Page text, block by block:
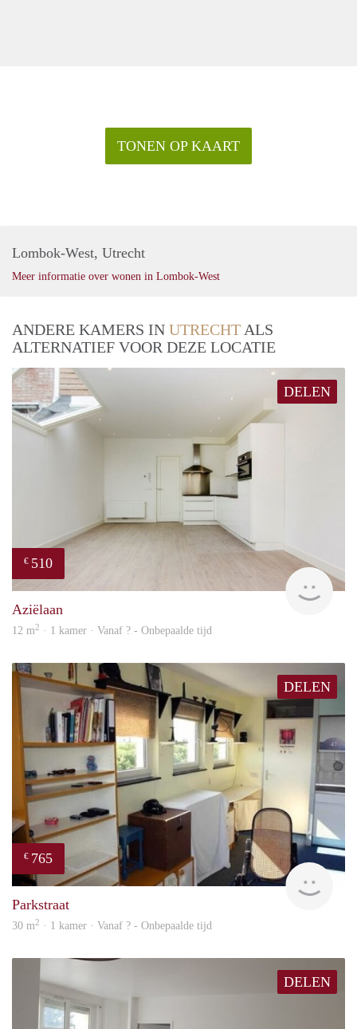
TONEN OP KAART
Lombok-West, Utrecht
Meer informatie over wonen in Lombok-West
ANDERE KAMERS IN UTRECHT ALS
ALTERNATIEF VOOR DEZE LOCATIE
DELEN
€ 510
Aziëlaan
12 m2 · 1 kamer · Vanaf ? - Onbepaalde tijd
DELEN
€ 765
rent
Parkstraat
30 m2 · 1 kamer · Vanaf ? - Onbepaalde tijd
DELEN